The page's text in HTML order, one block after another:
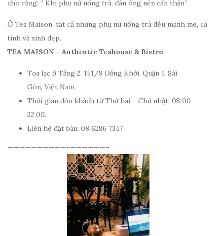
cho rằng: ” Khi phụ nữ uống trà, đàn ông nên cẩn thận”.
Ở Tea Maison, tất cả những phụ nữ uống trà đều mạnh mẽ, cá
tính và xinh đẹp.
TEA MAISON – Authentic Teahouse & Bistro
Tọa lạc ở Tầng 2, 151/9 Đồng Khởi, Quận 1, Sài
Gòn, Việt Nam.
Thời gian đón khách từ Thứ hai – Chủ nhật: 08:00 –
22:00.
Liên hệ đặt bàn: 08 6286 7347
——————————-——————–